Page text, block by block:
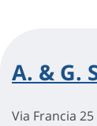
A. & G.
Via Francia 25